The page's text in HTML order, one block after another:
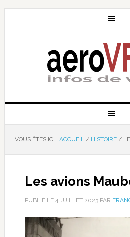
VOUS ÊTES ICI : ACCUEIL / HISTOIRE /
Les avions
PUBLIÉ LE 4 JUILLET 2023PAR